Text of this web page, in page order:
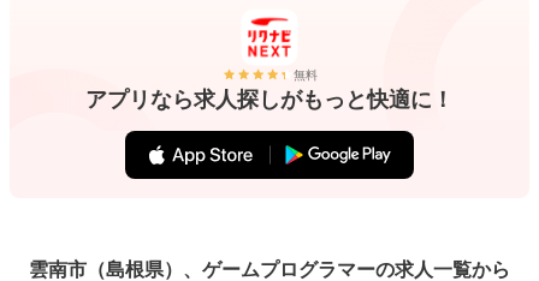
無料
アプリなら求人探しがもっと快適に！
雲南市（島根県）、ゲームプログラマーの求人一覧から